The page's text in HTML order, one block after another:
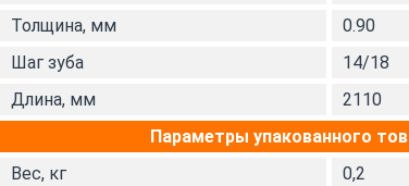
Толщина, мм
0.90
Шаг зуба
14/18
Длина, мм
2110
Параметры упакованного
Вес, кг
0,2